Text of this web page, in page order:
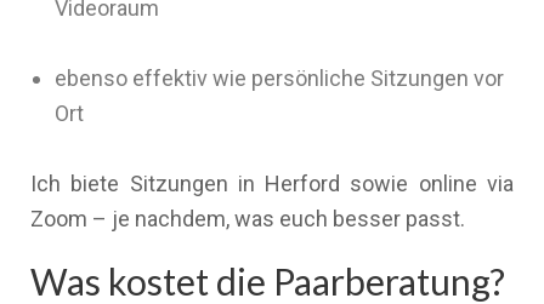
Videoraum
ebenso effektiv wie persönliche Sitzungen vor
Ort
Ich biete Sitzungen in Herford sowie online via
Zoom – je nachdem, was euch besser passt.
Was kostet die Paarberatung?